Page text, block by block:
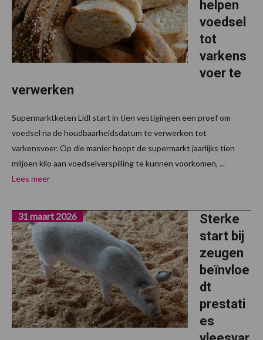
helpen
voedsel
tot
varkens
voer te
verwerken
Supermarktketen Lidl start in tien vestigingen een proef om
voedsel na de houdbaarheidsdatum te verwerken tot
varkensvoer. Op die manier hoopt de supermarkt jaarlijks tien
miljoen kilo aan voedselverspilling te kunnen voorkomen, ...
Lees meer
Sterke
start bij
zeugen
beïnvloe
dt
prestati
es
31 maart 2026